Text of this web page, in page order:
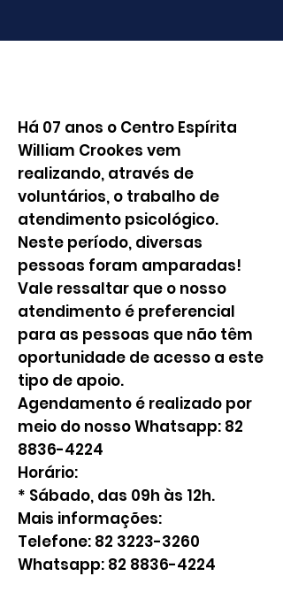
Há 07 anos o Centro Espírita
William Crookes vem
realizando, através de
voluntários, o trabalho de
atendimento psicológico.
Neste período, diversas
pessoas foram amparadas!
Vale ressaltar que o nosso
atendimento é preferencial
para as pessoas que não têm
oportunidade de acesso a este
tipo de apoio.
Agendamento é realizado por
meio do nosso Whatsapp: 82
8836-4224
Horário:
* Sábado, das 09h às 12h.
Mais informações:
Telefone: 82 3223-3260
Whatsapp: 82 8836-4224